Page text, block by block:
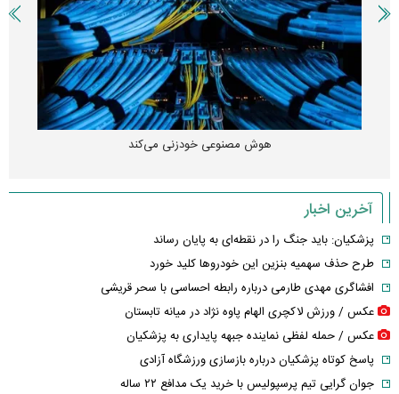
هوش مصنوعی خودزنی می‌کند
آخرین اخبار
پزشکیان: باید جنگ را در نقطه‌ای به پایان رساند
طرح حذف سهمیه بنزین این خودرو‌ها کلید خورد
افشاگری مهدی طارمی درباره رابطه احساسی با سحر قریشی
عکس / ورزش لاکچری الهام پاوه نژاد در میانه تابستان
عکس / حمله لفظی نماینده جبهه پایداری به پزشکیان
پاسخ کوتاه پزشکیان درباره بازسازی ورزشگاه آزادی
جوان گرایی تیم پرسپولیس با خرید یک مدافع ۲۲ ساله